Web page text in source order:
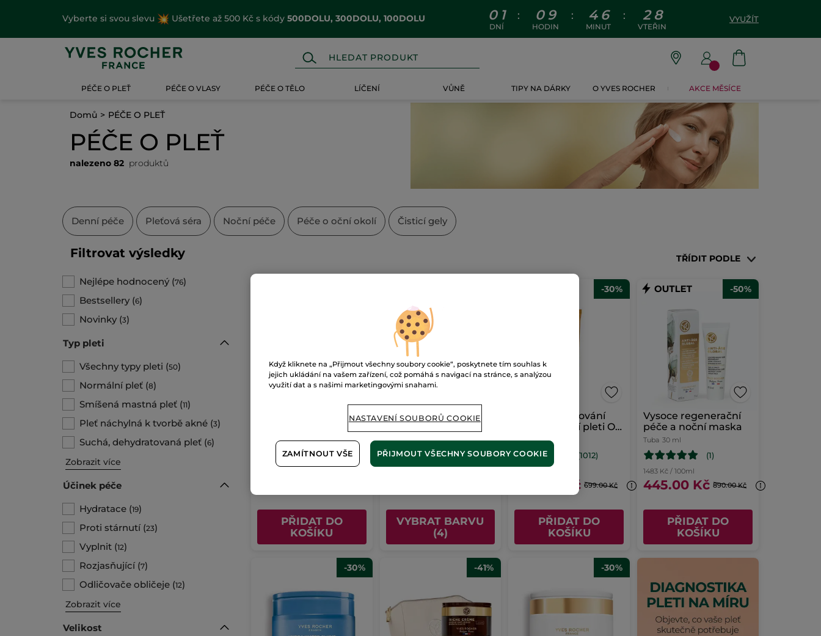
Vyberte si svou slevu Ušetřete až 500 Kč s kódy 500DOLU, 300DOLU, 100DOLU 0 1
DNÍ
: 0 9
HODIN
: 4 6
MINUT
: 2 7
VTEŘIN
VYUŽÍT
PÉČE O PLEŤ PÉČE O VLASY PÉČE O TĚLO LÍČENÍ VŮNĚ TIPY NA DÁRKY O YVES ROCHER AKCE MĚSÍCE
Domů PÉČE O PLEŤ
PÉČE O PLEŤ
nalezeno 82 produktů
Denní péče Pleťová séra Noční péče Péče o oční okolí Čisticí gely
Filtrovat výsledky
Nejlépe hodnocený (76)
Bestsellery (6)
Novinky (3)
Typ pleti
Všechny typy pleti (50)
Normální pleť (8)
Smíšená mastná pleť (11)
Pleť náchylná k tvorbě akné (3)
Suchá, dehydratovaná pleť (6)
Zobrazit více
Účinek péče
Hydratace (19)
Proti stárnutí(23)
Vyplnit (12)
Rozjasňující(7)
Odličovače obličeje (12)
Zobrazit více
Velikost
TŘÍDIT PODLE
Vysoce regenerační
(1516)
PŘIDAT DO
KOŠÍKU
Hydratační BB krém s
Tuba 40 ml - 4 barvy
(81)
VYBRAT BARVU
(4)
-30%
Péče na opalování
proti stárnutí pleti OF
50+
40 ml
(1012)
489.00 Kč 699.00 Kč
PŘIDAT DO
KOŠÍKU
-50%
Vysoce regenerační
péče a noční maska
Tuba 30 ml
(1)
1483 Kč / 100ml
445.00 Kč 890.00 Kč
PŘIDAT DO
KOŠÍKU
-30% -41% -30%
Když kliknete na „Přijmout všechny soubory cookie“, poskytnete tím souhlas k
jejich ukládání na vašem zařízení, což pomáhá s navigací na stránce, s analýzou
využití dat a s našimi marketingovými snahami.
NASTAVENÍ SOUBORŮ COOKIE
ZAMÍTNOUT VŠE PŘIJMOUT VŠECHNY SOUBORY COOKIE